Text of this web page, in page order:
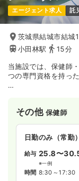
エージェント求人 託
茨城県結城市結
小田林駅
15分
当施設では、保健師
つの専門資格を持っ
安心して暮らせる地
その他 保健師
日勤のみ（常勤）
給与 25.8〜
※一例
時間 8:30～17:30